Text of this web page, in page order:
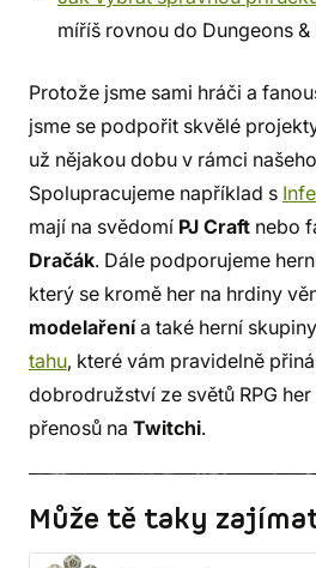
míříš rovnou do Dungeons
Protože jsme sami hráči a
jsme se podpořit skvělé
už nějakou dobu v rámci
Spolupracujeme například s
mají na svědomí PJ Craft nebo
Dračák. Dále podporujeme
který se kromě her na hrdiny
modelařenía také herní skupiny
tahu, které vám pravidelně
dobrodružství ze světů RPG
přenosů na Twitchi.
Může tě taky